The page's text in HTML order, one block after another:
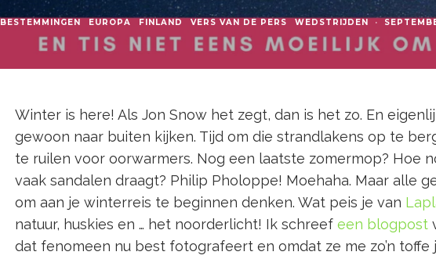
BESTEMMINGEN EUROPA FINLAND VERS VAN DE PERS WEDSTRIJDEN ·
Winter is here! Als Jon Snow het zegt, dan is het zo. En
gewoon naar buiten kijken. Tijd om die strandlakens op te
te ruilen voor oorwarmers. Nog een laatste zomermop? Hoe
vaak sandalen draagt? Philip Pholoppe! Moehaha. Maar alle
om aan je winterreis te beginnen denken. Wat peis je van
natuur, huskies en … het noorderlicht! Ik schreef een blogpost
dat fenomeen nu best fotografeert en omdat ze me zo’n toffe